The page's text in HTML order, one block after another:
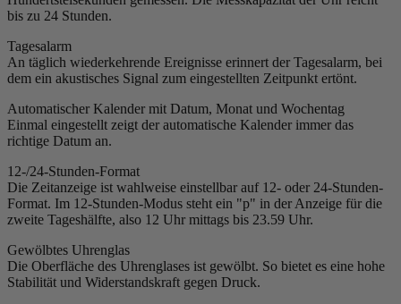
bis zu 24 Stunden.
Tagesalarm
An täglich wiederkehrende Ereignisse erinnert der Tagesalarm, bei
dem ein akustisches Signal zum eingestellten Zeitpunkt ertönt.
Automatischer Kalender mit Datum, Monat und Wochentag
Einmal eingestellt zeigt der automatische Kalender immer das
richtige Datum an.
12-/24-Stunden-Format
Die Zeitanzeige ist wahlweise einstellbar auf 12- oder 24-Stunden-
Format. Im 12-Stunden-Modus steht ein "p" in der Anzeige für die
zweite Tageshälfte, also 12 Uhr mittags bis 23.59 Uhr.
Gewölbtes Uhrenglas
Die Oberfläche des Uhrenglases ist gewölbt. So bietet es eine hohe
Stabilität und Widerstandskraft gegen Druck.